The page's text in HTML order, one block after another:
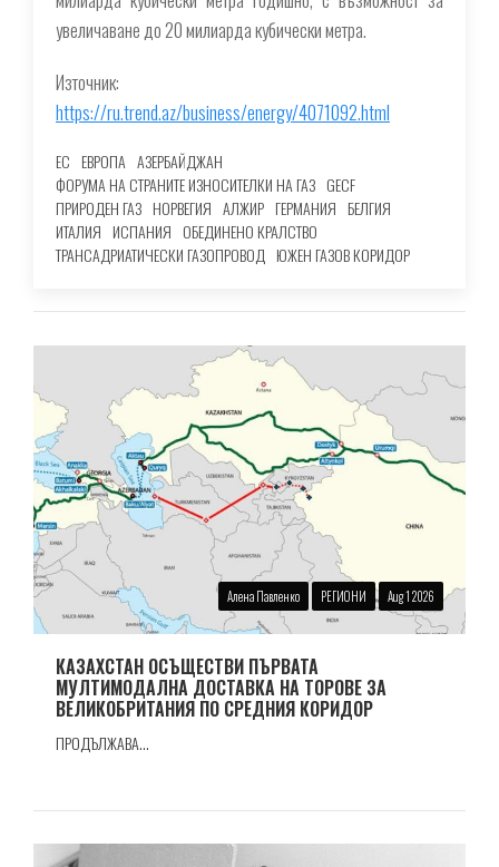
увеличаване до 20 милиарда кубически метра.
Източник:
https://ru.trend.az/business/energy/4071092.html
ЕС ЕВРОПА АЗЕРБАЙДЖАН
ФОРУМА НА СТРАНИТЕ ИЗНОСИТЕЛКИ НА ГАЗ GECF
ПРИРОДЕН ГАЗ НОРВЕГИЯ АЛЖИР ГЕРМАНИЯ БЕЛГИЯ
ИТАЛИЯ ИСПАНИЯ ОБЕДИНЕНО КРАЛСТВО
ТРАНСАДРИАТИЧЕСКИ ГАЗОПРОВОД ЮЖЕН ГАЗОВ КОРИДОР
Алена Павленко РЕГИОНИ Aug 1 2026
КАЗАХСТАН ОСЪЩЕСТВИ ПЪРВАТА
МУЛТИМОДАЛНА ДОСТАВКА НА ТОРОВЕ ЗА
ВЕЛИКОБРИТАНИЯ ПО СРЕДНИЯ КОРИДОР
ПРОДЪЛЖАВА...